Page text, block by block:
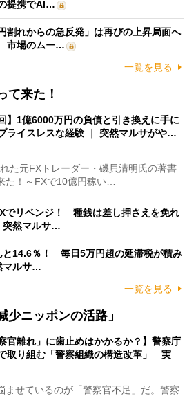
提携でAI…
割れからの急反発」は再びの上昇局面へ
市場のムー…
一覧を見る
て来た！
】1億6000万円の負債と引き換えに手に
ライスレスな経験 ｜ 突然マルサがや…
た元FXトレーダー・磯貝清明氏の著書
た！～FXで10億円稼い…
でリベンジ！ 種銭は差し押さえを免れ
突然マルサ…
と14.6％！ 毎日5万円超の延滞税が積み
マルサ…
一覧を見る
少ニッポンの活路」
官離れ」に歯止めはかかるか？】警察庁
取り組む「警察組織の構造改革」 実
せているのが「警察官不足」だ。警察